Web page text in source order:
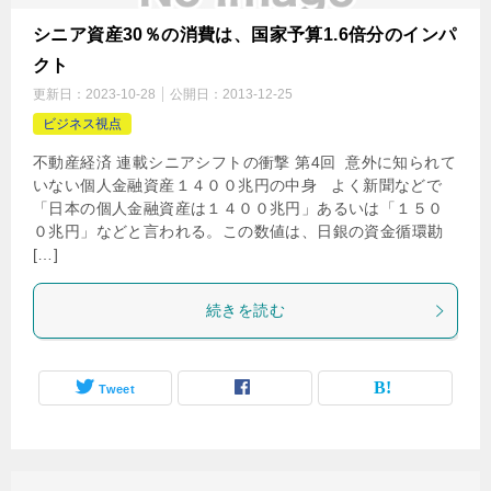
シニア資産30％の消費は、国家予算1.6倍分のインパ
クト
更新日： 2023-10-28 公開日： 2013-12-25
ビジネス視点
不動産経済 連載シニアシフトの衝撃 第4回 意外に知られて
いない個人金融資産１４００兆円の中身 よく新聞などで
「日本の個人金融資産は１４００兆円」あるいは「１５０
０兆円」などと言われる。この数値は、日銀の資金循環勘
[…]
続きを読む
Tweet